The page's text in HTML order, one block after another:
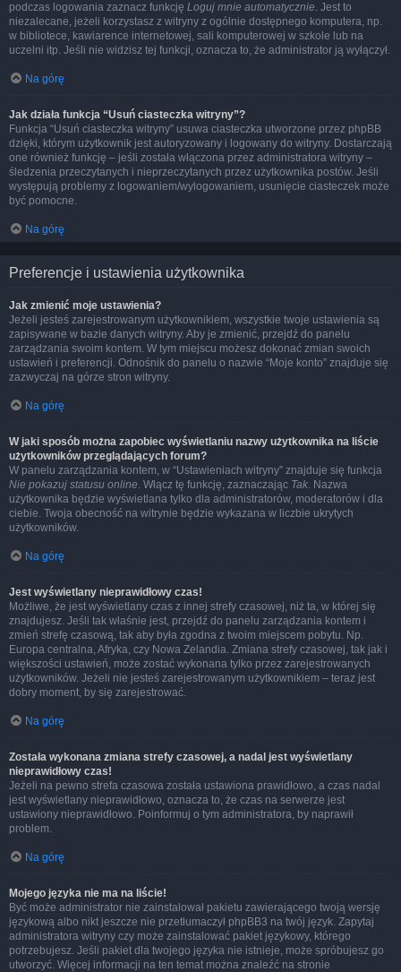
podczas logowania zaznacz funkcję Loguj mnie automatycznie. Jest to
niezalecane, jeżeli korzystasz z witryny z ogólnie dostępnego komputera, np.
w bibliotece, kawiarence internetowej, sali komputerowej w szkole lub na
uczelni itp. Jeśli nie widzisz tej funkcji, oznacza to, że administrator ją wyłączył.
Na górę
Jak działa funkcja “Usuń ciasteczka witryny”?
Funkcja “Usuń ciasteczka witryny” usuwa ciasteczka utworzone przez phpBB
dzięki, którym użytkownik jest autoryzowany i logowany do witryny. Dostarczają
one również funkcję – jeśli została włączona przez administratora witryny –
śledzenia przeczytanych i nieprzeczytanych przez użytkownika postów. Jeśli
występują problemy z logowaniem/wylogowaniem, usunięcie ciasteczek może
być pomocne.
Na górę
Preferencje i ustawienia użytkownika
Jak zmienić moje ustawienia?
Jeżeli jesteś zarejestrowanym użytkownikiem, wszystkie twoje ustawienia są
zapisywane w bazie danych witryny. Aby je zmienić, przejdź do panelu
zarządzania swoim kontem. W tym miejscu możesz dokonać zmian swoich
ustawień i preferencji. Odnośnik do panelu o nazwie “Moje konto” znajduje się
zazwyczaj na górze stron witryny.
Na górę
W jaki sposób można zapobiec wyświetlaniu nazwy użytkownika na liście
użytkowników przeglądających forum?
W panelu zarządzania kontem, w “Ustawieniach witryny” znajduje się funkcja
Nie pokazuj statusu online. Włącz tę funkcję, zaznaczając Tak. Nazwa
użytkownika będzie wyświetlana tylko dla administratorów, moderatorów i dla
ciebie. Twoja obecność na witrynie będzie wykazana w liczbie ukrytych
użytkowników.
Na górę
Jest wyświetlany nieprawidłowy czas!
Możliwe, że jest wyświetlany czas z innej strefy czasowej, niż ta, w której się
znajdujesz. Jeśli tak właśnie jest, przejdź do panelu zarządzania kontem i
zmień strefę czasową, tak aby była zgodna z twoim miejscem pobytu. Np.
Europa centralna, Afryka, czy Nowa Zelandia. Zmiana strefy czasowej, tak jak i
większości ustawień, może zostać wykonana tylko przez zarejestrowanych
użytkowników. Jeżeli nie jesteś zarejestrowanym użytkownikiem – teraz jest
dobry moment, by się zarejestrować.
Na górę
Została wykonana zmiana strefy czasowej, a nadal jest wyświetlany
nieprawidłowy czas!
Jeżeli na pewno strefa czasowa została ustawiona prawidłowo, a czas nadal
jest wyświetlany nieprawidłowo, oznacza to, że czas na serwerze jest
ustawiony nieprawidłowo. Poinformuj o tym administratora, by naprawił
problem.
Na górę
Mojego języka nie ma na liście!
Być może administrator nie zainstalował pakietu zawierającego twoją wersję
językową albo nikt jeszcze nie przetłumaczył phpBB3 na twój język. Zapytaj
administratora witryny czy może zainstalować pakiet językowy, którego
potrzebujesz. Jeśli pakiet dla twojego języka nie istnieje, może spróbujesz go
utworzyć. Więcej informacji na ten temat można znaleźć na stronie